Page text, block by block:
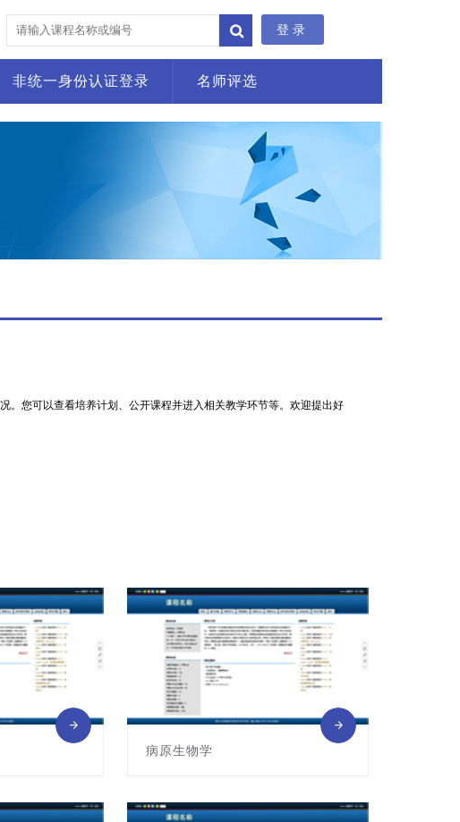
登录
非统一身份认证登录 名师评选
。您可以查看培养计划、公开课程并进入相关教学环节等。欢迎提出好
病原生物学
主讲教师: 杨春